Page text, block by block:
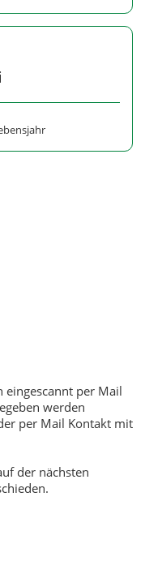
eingescannt per Mail
werden
per Mail Kontakt mit
der nächsten